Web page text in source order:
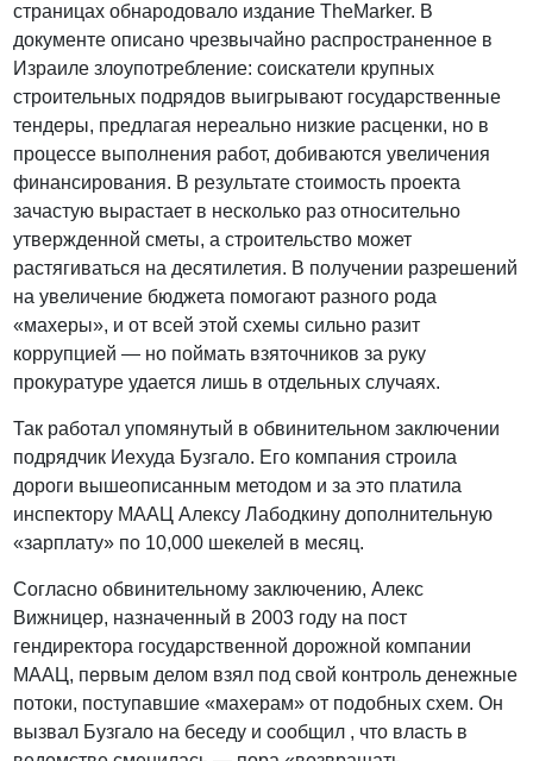
страницах обнародовало издание TheMarker. В
документе описано чрезвычайно распространенное в
Израиле злоупотребление: соискатели крупных
строительных подрядов выигрывают государственные
тендеры, предлагая нереально низкие расценки, но в
процессе выполнения работ, добиваются увеличения
финансирования. В результате стоимость проекта
зачастую вырастает в несколько раз относительно
утвержденной сметы, а строительство может
растягиваться на десятилетия. В получении разрешений
на увеличение бюджета помогают разного рода
«махеры», и от всей этой схемы сильно разит
коррупцией — но поймать взяточников за руку
прокуратуре удается лишь в отдельных случаях.
Так работал упомянутый в обвинительном заключении
подрядчик Иехуда Бузгало. Его компания строила
дороги вышеописанным методом и за это платила
инспектору МААЦ Алексу Лабодкину дополнительную
«зарплату» по 10,000 шекелей в месяц.
Согласно обвинительному заключению, Алекс
Вижницер, назначенный в 2003 году на пост
гендиректора государственной дорожной компании
МААЦ, первым делом взял под свой контроль денежные
потоки, поступавшие «махерам» от подобных схем. Он
вызвал Бузгало на беседу и сообщил , что власть в